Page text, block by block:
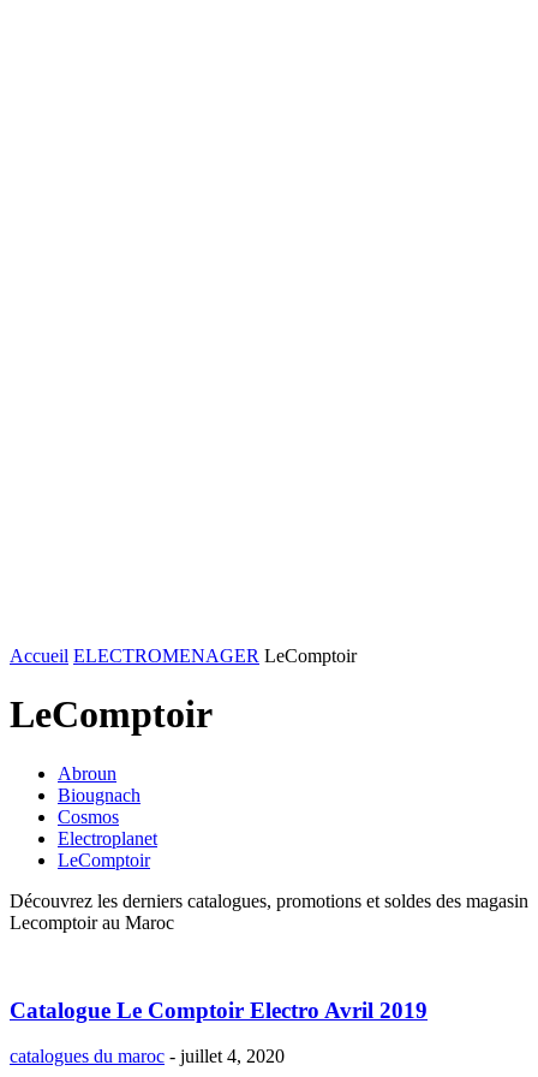
Accueil ELECTROMENAGER LeComptoir
LeComptoir
Abroun
Biougnach
Cosmos
Electroplanet
LeComptoir
Découvrez les derniers catalogues, promotions et soldes des magasin
Lecomptoir au Maroc
Catalogue Le Comptoir Electro Avril 2019
catalogues du maroc - juillet 4, 2020